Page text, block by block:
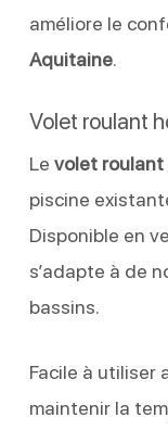
améliore le
Aquitaine.
Volet roulant
Le volet
piscine
Disponible en
s’adapte à de
bassins.
Facile à utiliser
maintenir la